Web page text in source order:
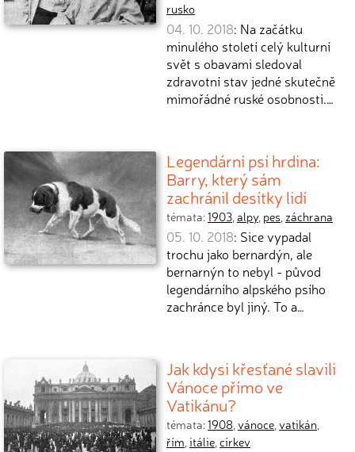
rusko
04. 10. 2018: Na začátku
minulého století celý kulturní
svět s obavami sledoval
zdravotní stav jedné skutečně
mimořádné ruské osobnosti.…
Legendární psí hrdina:
Barry, který sám
zachránil desítky lidí
témata:1903,alpy, pes, záchrana
05. 10. 2018: Sice vypadal
trochu jako bernardýn, ale
bernarnýn to nebyl - původ
legendárního alpského psího
zachránce byl jiný. To a…
Jak kdysi křesťané slavili
Vánoce přímo ve
Vatikánu?
témata:1908,vánoce,vatikán,
řím,itálie,církev